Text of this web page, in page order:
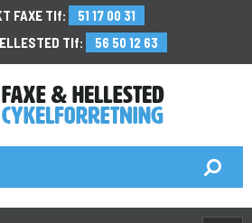
FAXE Tlf:
51 17 00 31
Tlf:
56 50 12 63